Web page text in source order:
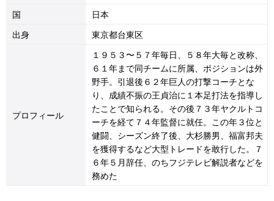
国 日本
出身 東京都台東区
プロフィール
１９５３〜５７年毎日、５８年大毎と改称、
６１年まで同チームに所属、ポジションは外
野手。引退後６２年巨人の打撃コーチとな
り、成績不振の王貞治に１本足打法を指導し
たことで知られる。その後７３年ヤクルトコ
ーチを経て７４年監督に就任。この年３位と
健闘、シーズン終了後、大杉勝男、福富邦夫
を獲得するなど大型トレードを敢行した。７
６年５月辞任、のちフジテレビ解説者などを
務めた